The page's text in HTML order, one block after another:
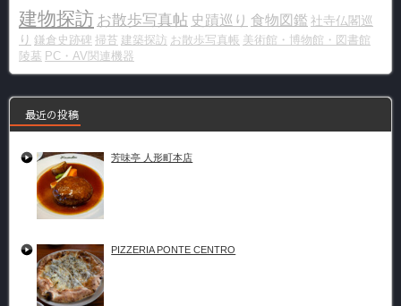
建物探訪 お散歩写真帖 史蹟巡り 食物図鑑 社寺仏閣巡
り 鎌倉史跡碑 掃苔 建築探訪 お散歩写真帳 美術館・博物館・図書館
陵墓 PC・AV関連機器
最近の投稿
芳味亭 人形町本店
PIZZERIA PONTE CENTRO